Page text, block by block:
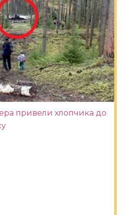
привели хлопчика до